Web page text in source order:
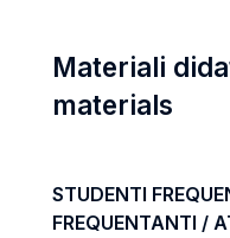
Materiali
materials
STUDENTI
FREQUENTANTI /